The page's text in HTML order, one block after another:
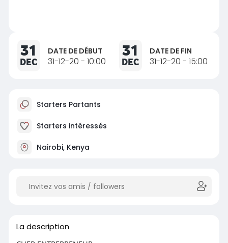
31
DEC
DATE DE DÉBUT
31-12-20 - 10:00
31
DEC
DATE DE FIN
31-12-20 - 15:00
Starters Partants
Starters intéressés
Nairobi, Kenya
La description